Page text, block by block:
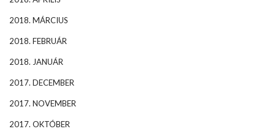
2018. MÁRCIUS
2018. FEBRUÁR
2018. JANUÁR
2017. DECEMBER
2017. NOVEMBER
2017. OKTÓBER